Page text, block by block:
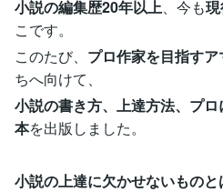
小説の編集歴20年以上、今も
こです。
このたび、 プロ作家を目指す
ちへ向けて、
小説の書き方、上達方法、プ
本を出版しました。
小説の上達に欠かせないものと